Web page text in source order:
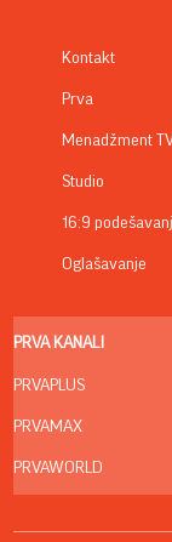
Kontakt
Prva
Menadžment
Studio
16:9
Oglašavanje
PRVA KANALI
PRVAPLUS
PRVAMAX
PRVAWORLD